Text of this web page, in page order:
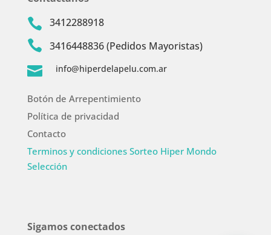
 3412288918
 3416448836 (Pedidos Mayoristas)
 info@hiperdelapelu.com.ar
Botón de Arrepentimiento
Política de privacidad
Contacto
Terminos y condiciones Sorteo Hiper Mondo
Selección
Sigamos conectados